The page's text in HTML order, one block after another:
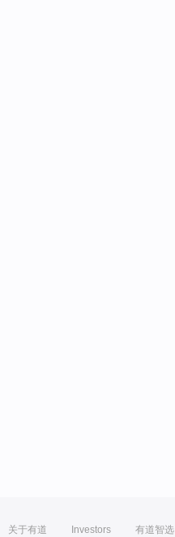
关于有道 Investors 有道智选